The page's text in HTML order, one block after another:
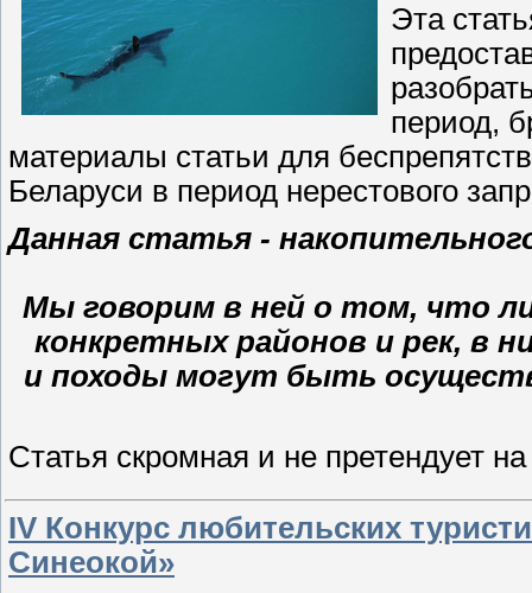
Эта
период,
материалы статьи для
Беларуси в период нерестового
Данная статья -
Мы говорим в ней о том, что
конкретных районов и рек, в
и походы могут быть
Статья скромная и не претендует
IV Конкурс любительских
Синеокой»